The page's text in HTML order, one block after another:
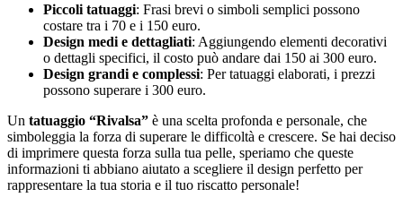
Piccoli tatuaggi: Frasi brevi o simboli semplici possono
costare tra i 70 e i 150 euro.
Design medi e dettagliati: Aggiungendo elementi decorativi
o dettagli specifici, il costo può andare dai 150 ai 300 euro.
Design grandi e complessi: Per tatuaggi elaborati, i prezzi
possono superare i 300 euro.
Un tatuaggio “Rivalsa” è una scelta profonda e personale, che
simboleggia la forza di superare le difficoltà e crescere. Se hai deciso
di imprimere questa forza sulla tua pelle, speriamo che queste
informazioni ti abbiano aiutato a scegliere il design perfetto per
rappresentare la tua storia e il tuo riscatto personale!